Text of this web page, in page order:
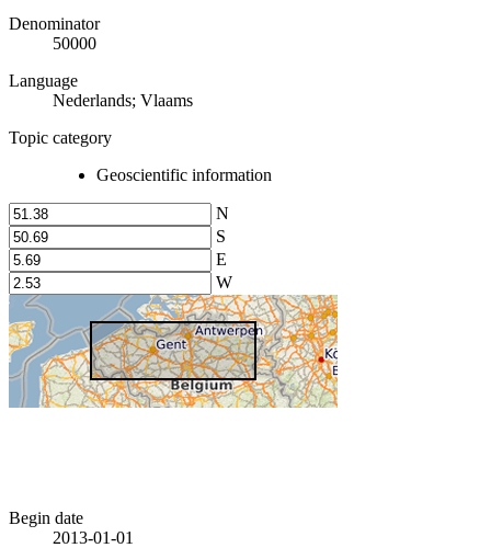
Denominator
50000
Language
Nederlands; Vlaams
Topic category
Geoscientific information
N
S
E
W
Begin date
2013-01-01